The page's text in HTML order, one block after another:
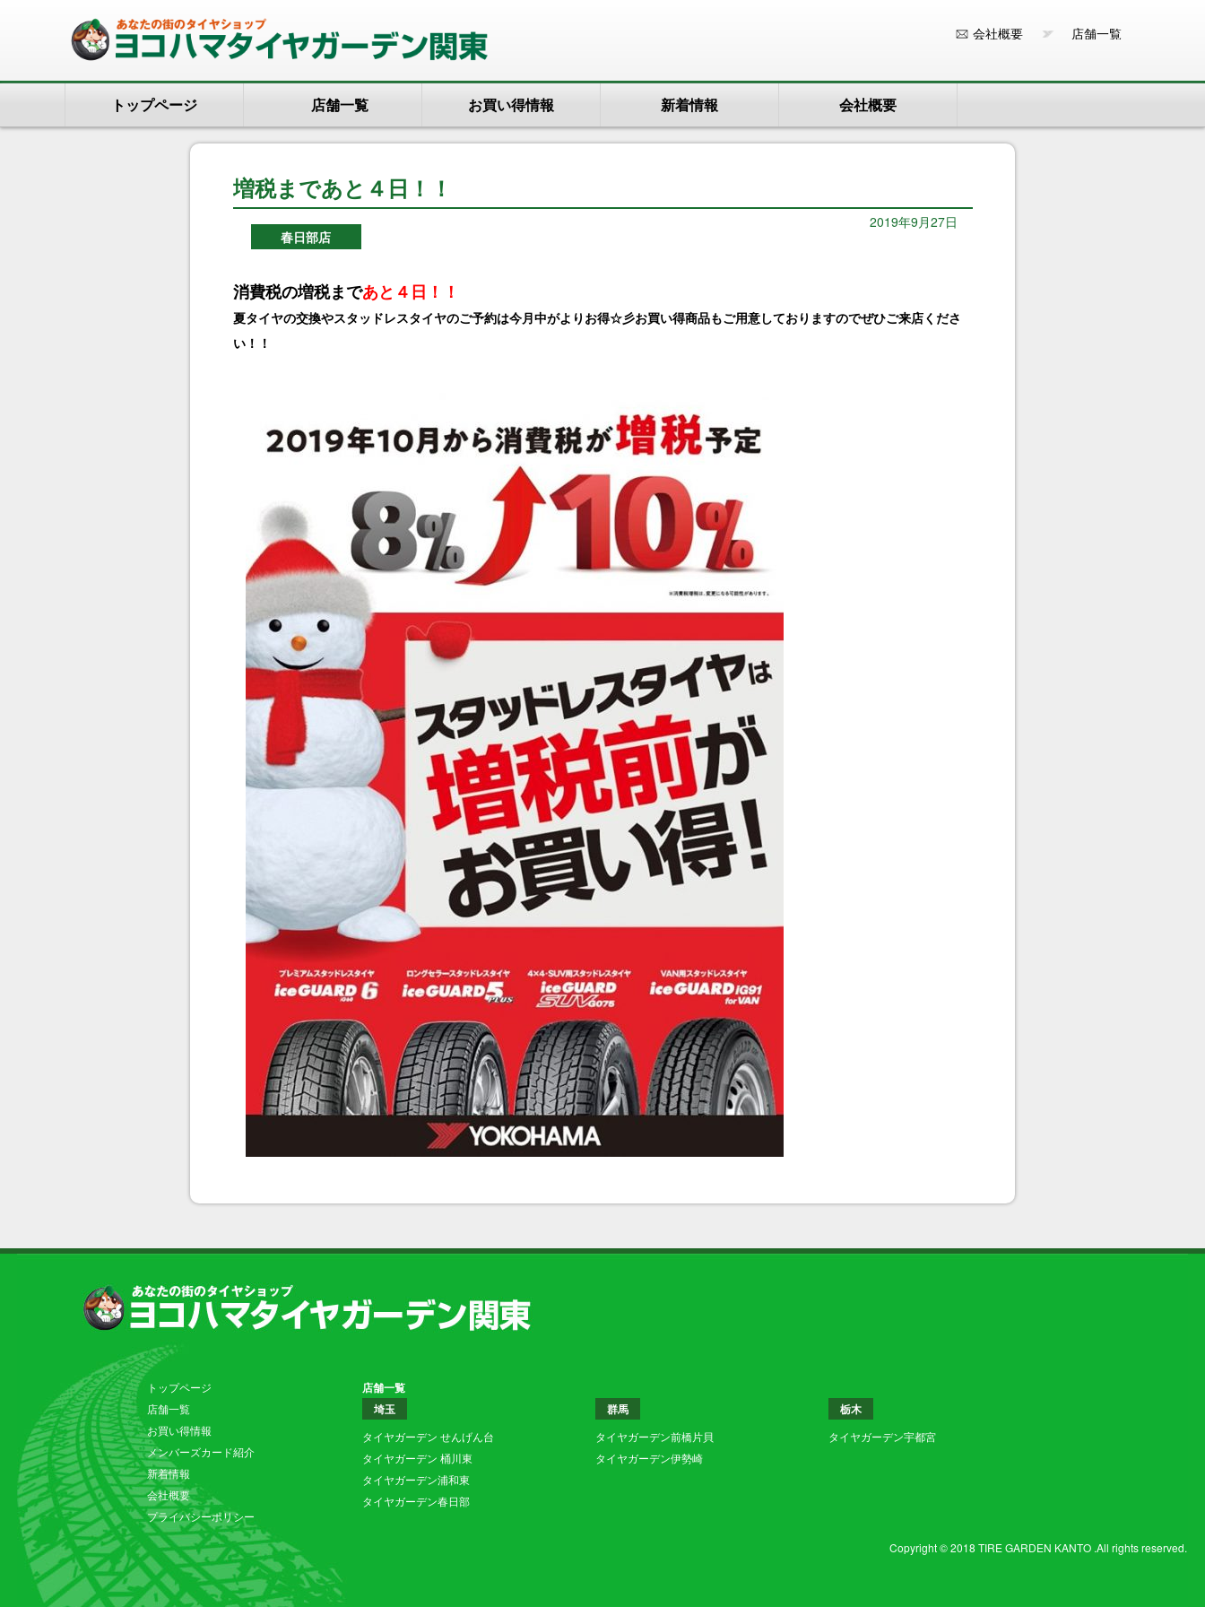
店舗一覧
会社概要
トップページ 店舗一覧 お買い得情報 新着情報 会社概要
増税まであと４日！！
春日部店
2019年9月27日
消費税の増税まであと４日！！
夏タイヤの交換やスタッドレスタイヤのご予約は今月中がよりお得☆彡お買い得商品もご用意しておりますのでぜひご来店くださ
い！！
トップページ
店舗一覧
お買い得情報
メンバーズカード紹介
新着情報
会社概要
プライバシーポリシー
店舗一覧
埼玉
タイヤガーデン せんげん台
タイヤガーデン 桶川東
タイヤガーデン浦和東
タイヤガーデン春日部
群馬
タイヤガーデン前橋片貝
タイヤガーデン伊勢崎
栃木
タイヤガーデン宇都宮
Copyright © 2018 TIRE GARDEN KANTO .All rights reserved.